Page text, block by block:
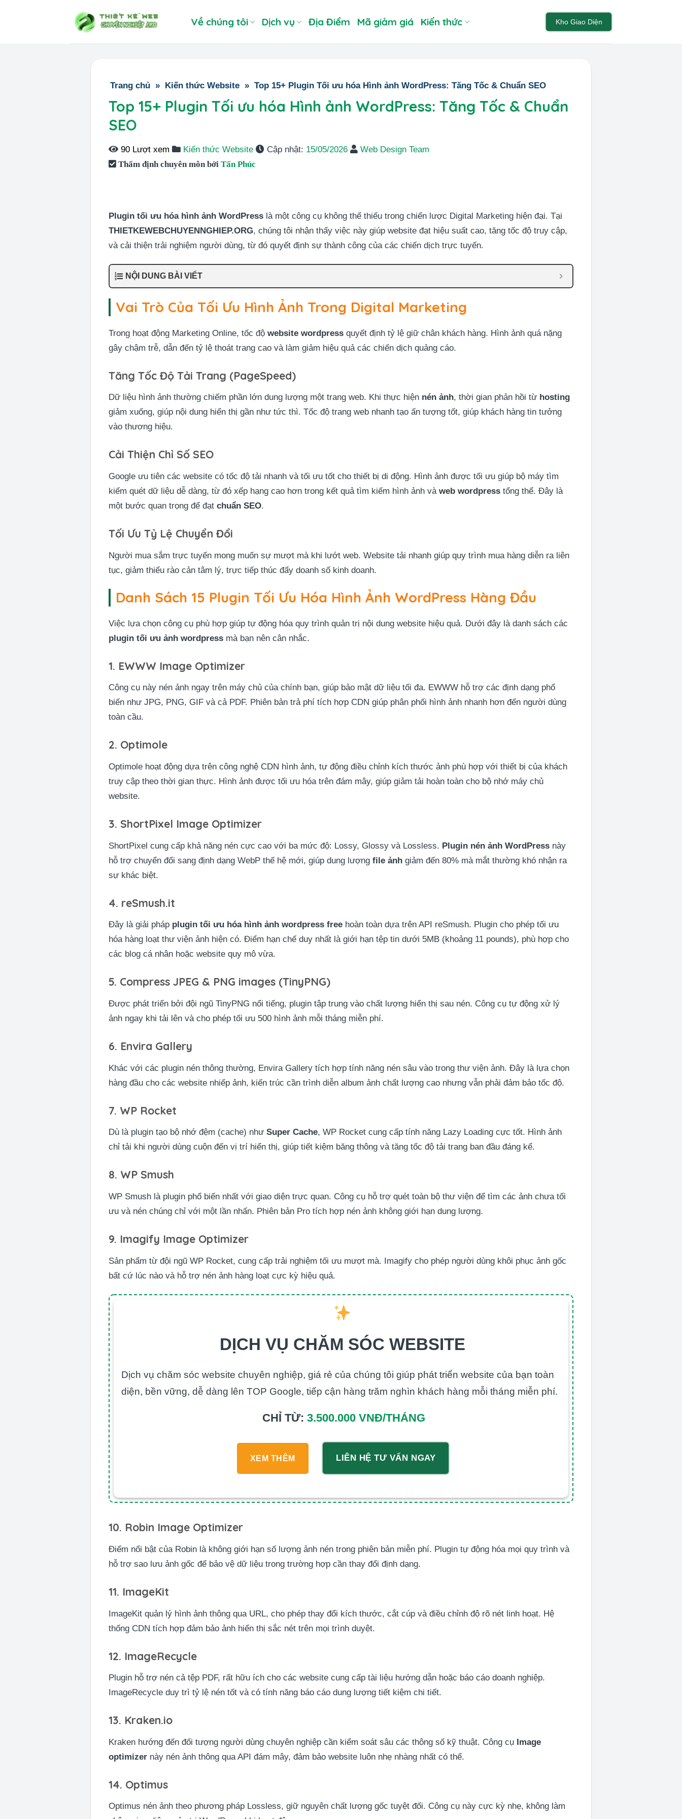
Về chúng tôi Dịch vụ Địa Điểm Mã giảm giá Kiến thức Kho Giao Diện
Trang chủ » Kiến thức Website » Top 15+ Plugin Tối ưu hóa Hình ảnh WordPress: Tăng Tốc & Chuẩn SEO
Top 15+ Plugin Tối ưu hóa Hình ảnh WordPress: Tăng Tốc & Chuẩn
SEO
90 Lượt xem Kiến thức Website Cập nhật: 15/05/2026 Web Design Team
Thẩm định chuyên môn bởiTấn Phúc
Plugin tối ưu hóa hình ảnh WordPress là một công cụ không thể thiếu trong chiến lược Digital Marketing hiện đại. Tại
THIETKEWEBCHUYENNGHIEP.ORG, chúng tôi nhận thấy việc này giúp website đạt hiệu suất cao, tăng tốc độ truy cập,
và cải thiện trải nghiệm người dùng, từ đó quyết định sự thành công của các chiến dịch trực tuyến.
NỘI DUNG BÀI VIẾT
Vai Trò Của Tối Ưu Hình Ảnh Trong Digital Marketing
Trong hoạt động Marketing Online, tốc độwebsite wordpress quyết định tỷ lệ giữ chân khách hàng. Hình ảnh quá nặng
gây chậm trễ, dẫn đến tỷ lệ thoát trang cao và làm giảm hiệu quả các chiến dịch quảng cáo.
Tăng Tốc Độ Tải Trang (PageSpeed)
Dữ liệu hình ảnh thường chiếm phần lớn dung lượng một trang web. Khi thực hiện nén ảnh, thời gian phản hồi từ hosting
giảm xuống, giúp nội dung hiển thị gần như tức thì. Tốc độ trang web nhanh tạo ấn tượng tốt, giúp khách hàng tin tưởng
vào thương hiệu.
Cải Thiện Chỉ Số SEO
Google ưu tiên các website có tốc độ tải nhanh và tối ưu tốt cho thiết bị di động. Hình ảnh được tối ưu giúp bộ máy tìm
kiếm quét dữ liệu dễ dàng, từ đó xếp hạng cao hơn trong kết quả tìm kiếm hình ảnh vàweb wordpress tổng thể. Đây là
một bước quan trọng để đạtchuẩn SEO.
Tối Ưu Tỷ Lệ Chuyển Đổi
Người mua sắm trực tuyến mong muốn sự mượt mà khi lướt web. Website tải nhanh giúp quy trình mua hàng diễn ra liên
tục, giảm thiểu rào cản tâm lý, trực tiếp thúc đẩy doanh số kinh doanh.
Danh Sách 15 Plugin Tối Ưu Hóa Hình Ảnh WordPress Hàng Đầu
Việc lựa chọn công cụ phù hợp giúp tự động hóa quy trình quản trị nội dung website hiệu quả. Dưới đây là danh sách các
plugin tối ưu ảnh wordpress mà bạn nên cân nhắc.
1. EWWW Image Optimizer
Công cụ này nén ảnh ngay trên máy chủ của chính bạn, giúp bảo mật dữ liệu tối đa. EWWW hỗ trợ các định dạng phổ
biến như JPG, PNG, GIF và cả PDF. Phiên bản trả phí tích hợp CDN giúp phân phối hình ảnh nhanh hơn đến người dùng
toàn cầu.
2. Optimole
Optimole hoạt động dựa trên công nghệ CDN hình ảnh, tự động điều chỉnh kích thước ảnh phù hợp với thiết bị của khách
truy cập theo thời gian thực. Hình ảnh được tối ưu hóa trên đám mây, giúp giảm tải hoàn toàn cho bộ nhớ máy chủ
website.
3. ShortPixel Image Optimizer
ShortPixel cung cấp khả năng nén cực cao với ba mức độ: Lossy, Glossy và Lossless. Plugin nén ảnh WordPress này
hỗ trợ chuyển đổi sang định dạng WebP thế hệ mới, giúp dung lượngfile ảnh giảm đến 80% mà mắt thường khó nhận ra
sự khác biệt.
4. reSmush.it
Đây là giải pháp plugin tối ưu hóa hình ảnh wordpress free hoàn toàn dựa trên API reSmush. Plugin cho phép tối ưu
hóa hàng loạt thư viện ảnh hiện có. Điểm hạn chế duy nhất là giới hạn tệp tin dưới 5MB (khoảng 11 pounds), phù hợp cho
các blog cá nhân hoặc website quy mô vừa.
5. Compress JPEG & PNG images (TinyPNG)
Được phát triển bởi đội ngũ TinyPNG nổi tiếng, plugin tập trung vào chất lượng hiển thị sau nén. Công cụ tự động xử lý
ảnh ngay khi tải lên và cho phép tối ưu 500 hình ảnh mỗi tháng miễn phí.
6. Envira Gallery
Khác với các plugin nén thông thường, Envira Gallery tích hợp tính năng nén sâu vào trong thư viện ảnh. Đây là lựa chọn
hàng đầu cho các website nhiếp ảnh, kiến trúc cần trình diễn album ảnh chất lượng cao nhưng vẫn phải đảm bảo tốc độ.
7. WP Rocket
Dù là plugin tạo bộ nhớ đệm (cache) nhưSuper Cache, WP Rocket cung cấp tính năng Lazy Loading cực tốt. Hình ảnh
chỉ tải khi người dùng cuộn đến vị trí hiển thị, giúp tiết kiệm băng thông và tăng tốc độ tải trang ban đầu đáng kể.
8. WP Smush
WP Smush là plugin phổ biến nhất với giao diện trực quan. Công cụ hỗ trợ quét toàn bộ thư viện để tìm các ảnh chưa tối
ưu và nén chúng chỉ với một lần nhấn. Phiên bản Pro tích hợp nén ảnh không giới hạn dung lượng.
9. Imagify Image Optimizer
Sản phẩm từ đội ngũ WP Rocket, cung cấp trải nghiệm tối ưu mượt mà. Imagify cho phép người dùng khôi phục ảnh gốc
bất cứ lúc nào và hỗ trợ nén ảnh hàng loạt cực kỳ hiệu quả.
DỊCH VỤ CHĂM SÓC WEBSITE
Dịch vụ chăm sóc website chuyên nghiệp, giá rẻ của chúng tôi giúp phát triển website của bạn toàn
diện, bền vững, dễ dàng lên TOP Google, tiếp cận hàng trăm nghìn khách hàng mỗi tháng miễn phí.
CHỈ TỪ: 3.500.000 VNĐ/THÁNG
XEM THÊM LIÊN HỆ TƯ VẤN NGAY
10. Robin Image Optimizer
Điểm nổi bật của Robin là không giới hạn số lượng ảnh nén trong phiên bản miễn phí. Plugin tự động hóa mọi quy trình và
hỗ trợ sao lưu ảnh gốc để bảo vệ dữ liệu trong trường hợp cần thay đổi định dạng.
11. ImageKit
ImageKit quản lý hình ảnh thông qua URL, cho phép thay đổi kích thước, cắt cúp và điều chỉnh độ rõ nét linh hoạt. Hệ
thống CDN tích hợp đảm bảo ảnh hiển thị sắc nét trên mọi trình duyệt.
12. ImageRecycle
Plugin hỗ trợ nén cả tệp PDF, rất hữu ích cho các website cung cấp tài liệu hướng dẫn hoặc báo cáo doanh nghiệp.
ImageRecycle duy trì tỷ lệ nén tốt và có tính năng báo cáo dung lượng tiết kiệm chi tiết.
13. Kraken.io
Kraken hướng đến đối tượng người dùng chuyên nghiệp cần kiểm soát sâu các thông số kỹ thuật. Công cụ Image
optimizer này nén ảnh thông qua API đám mây, đảm bảo website luôn nhẹ nhàng nhất có thể.
14. Optimus
Optimus nén ảnh theo phương pháp Lossless, giữ nguyên chất lượng gốc tuyệt đối. Công cụ này cực kỳ nhẹ, không làm